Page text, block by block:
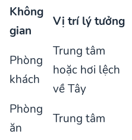
Không
gian
Vị trí lý tưởng
Phòng
khách
Trung tâm
hoặc hơi lệch
về Tây
Phòng
ăn
Trung tâm